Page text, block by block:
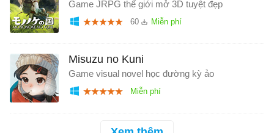
Game JRPG thế giới mở 3D tuyệt đẹp
60
Misuzu no Kuni
Game visual novel học đường kỳ ảo